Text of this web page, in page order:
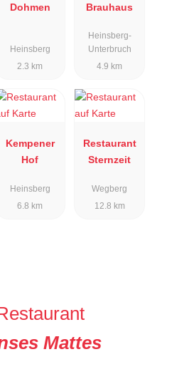
Dohmen
Heinsberg
2.3 km
Brauhaus
Heinsberg-
Unterbruch
4.9 km
Kempener
Hof
Heinsberg
6.8 km
Restaurant
Sternzeit
Wegberg
12.8 km
Mattes